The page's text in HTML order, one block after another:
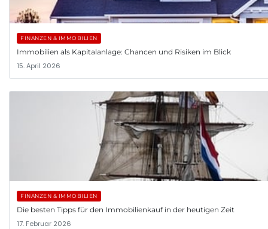
FINANZEN & IMMOBILIEN
Immobilien als Kapitalanlage: Chancen und Risiken im Blick
15. April 2026
FINANZEN & IMMOBILIEN
Die besten Tipps für den Immobilienkauf in der heutigen Zeit
17. Februar 2026